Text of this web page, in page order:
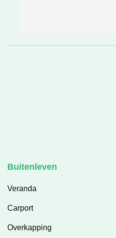
Buitenleven
Veranda
Carport
Overkapping